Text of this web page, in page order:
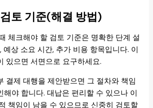
토 기준(해결 방법)
체크해야 할 검토 기준은 명확한 단계 설
예상 소요 시간, 추가 비용 항목입니다. 이
있으면 서면으로 요구하세요.
결제 대행을 제안받으면 그 절차와 책임
해야 합니다. 대납은 편리할 수 있으나 이
책임이 남을 수 있으므로 신중히 검토할